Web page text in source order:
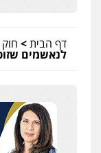
דף הבית> חוק
לנאשמים